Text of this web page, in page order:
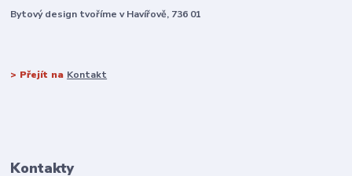
Bytový design tvoříme v Havířově, 736 01
> Přejít na Kontakt
Kontakty